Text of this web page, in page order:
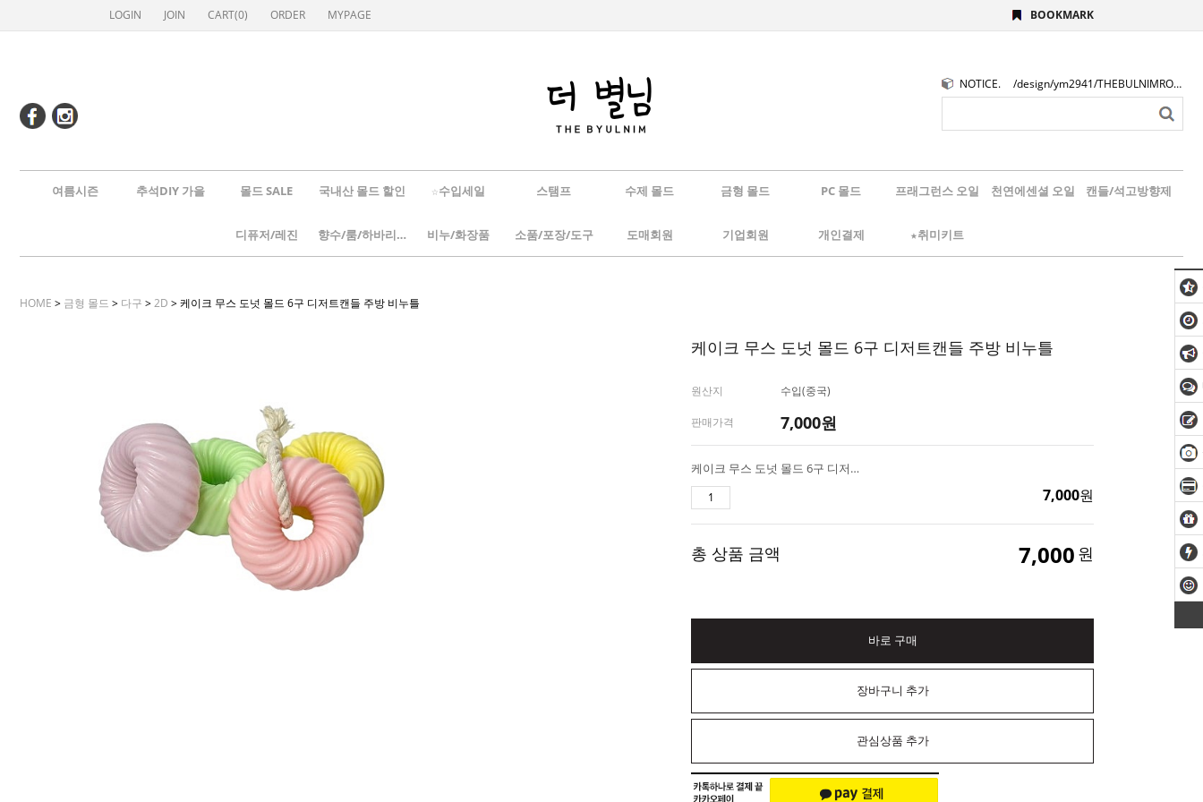
LOGIN JOIN CART(0) ORDER MYPAGE BOOKMARK
NOTICE. /design/ym2941/THEBULNIMROGO.png
여름시즌 추석DIY 가을 몰드 SALE 국내산 몰드 할인 ☆수입세일 스탬프 수제 몰드 금형 몰드 PC 몰드 프래그런스 오일 천연에센셜 오일 캔들/석고방향제
디퓨저/레진 향수/룸/하바리움 비누/화장품 소품/포장/도구 도매회원 기업회원 개인결제 ★취미키트
HOME > 금형 몰드 > 다구 >2D > 케이크 무스 도넛 몰드 6구 디저트캔들 주방 비누틀
케이크 무스 도넛 몰드 6구 디저트캔들 주방 비누틀
원산지 수입(중국)
판매가격 7,000원
케이크 무스 도넛 몰드 6구 디저트캔들 주방 비누틀
7,000원
총 상품 금액 7,000 원
바로 구매
장바구니 추가
관심상품 추가